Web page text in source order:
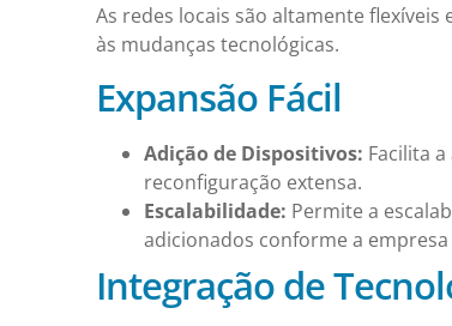
As redes locais são altamente
às mudanças tecnológicas.
Expansão Fácil
Adição de Dispositivos: Facilita
reconfiguração extensa.
Escalabilidade: Permite a
adicionados conforme a empresa
Integração de